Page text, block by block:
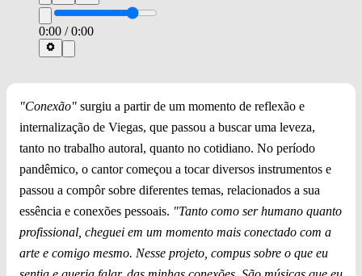
0:00 /0:00
"Conexão" surgiu a partir de um momento de reflexão e
internalização de Viegas, que passou a buscar uma leveza,
tanto no trabalho autoral, quanto no cotidiano. No período
pandêmico, o cantor começou a tocar diversos instrumentos e
passou a compôr sobre diferentes temas, relacionados a sua
essência e conexões pessoais. "Tanto como ser humano quanto
profissional, cheguei em um momento mais conectado com a
arte e comigo mesmo. Nesse projeto, compus sobre o que eu